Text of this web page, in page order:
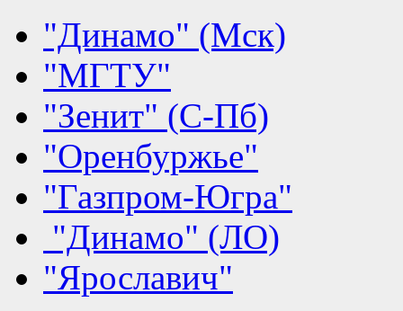
"Динамо" (Мск)
"МГТУ"
"Зенит" (С-Пб)
"Оренбуржье"
"Газпром-Югра"
"Динамо" (ЛО)
"Ярославич"